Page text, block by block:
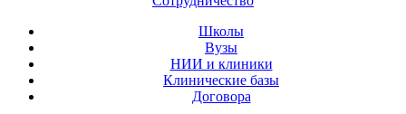
Школы
Вузы
НИИ и клиники
Клинические базы
Договора